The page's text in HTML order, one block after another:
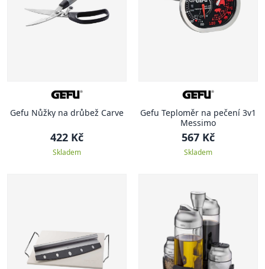
Gefu Nůžky na drůbež Carve
422 Kč
Skladem
Gefu Teploměr na pečení 3v1
Messimo
567 Kč
Skladem